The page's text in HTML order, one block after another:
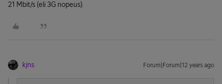
21 Mbit/s (eli 3G nopeus).
kjns Forum|Forum|12 years ago